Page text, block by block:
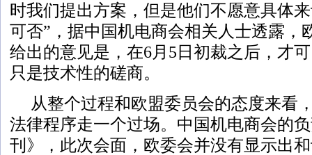
时我们提出方案，但是他们不愿意具体
可否”，据中国机电商会相关人士透露，
给出的意见是，在6月5日初裁之后，才
只是技术性的磋商。
从整个过程和欧盟委员会的态度来看
法律程序走一个过场。中国机电商会的
刊》，此次会面，欧委会并没有显示出